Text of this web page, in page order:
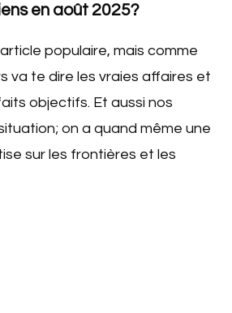
en août 2025?
populaire, mais comme
va te dire les vraies affaires et
objectifs. Et aussi nos
on a quand même une
sur les frontières et les